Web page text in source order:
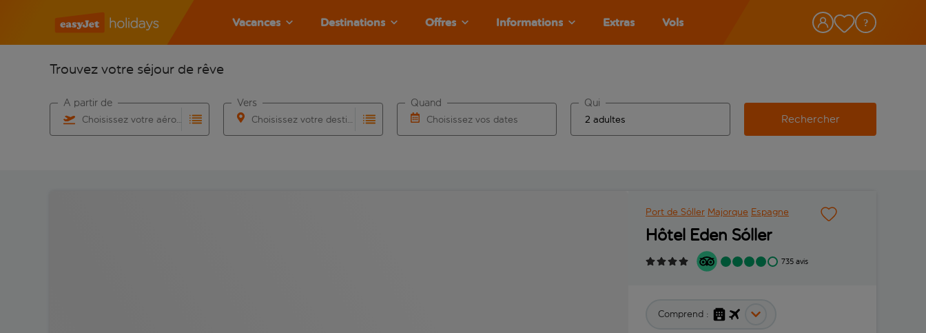
Vacances Destinations Offres Informations Extras Vols
Trouvez votre séjour de rêve
Choisissez votre aéroport
À partir de
Choisissez votre destination
Vers
Choisissez vos dates
Quand Qui
Rechercher
Port de Sóller Majorque Espagne
Hôtel Eden Sóller
735 avis
Comprend :